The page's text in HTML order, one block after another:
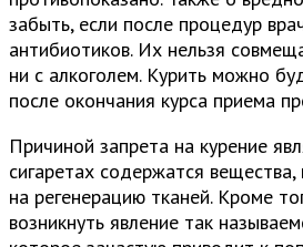
забыть, если после процедур
антибиотиков. Их нельзя
ни с алкоголем. Курить можно
после окончания курса приема
Причиной запрета на курение
сигаретах содержатся
на регенерацию тканей. Кроме
возникнуть явление так